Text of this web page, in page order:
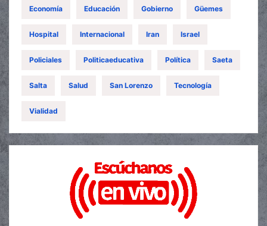
Economía Educación Gobierno Güemes
Hospital Internacional Iran Israel
Policiales Politicaeducativa Política Saeta
Salta Salud San Lorenzo Tecnología
Vialidad